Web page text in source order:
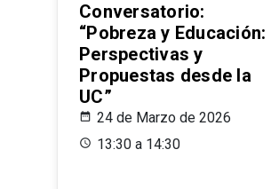
Conversatorio:
“Pobreza y Educación:
Perspectivas y
Propuestas desde la
UC”
24 de Marzo de 2026
13:30 a 14:30